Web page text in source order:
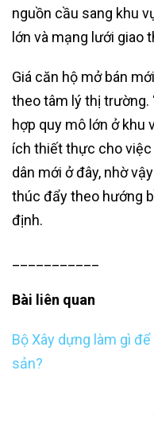
nguồn cầu sang khu
lớn và mạng lưới giao
Giá căn hộ mở bán
theo tâm lý thị trường.
hợp quy mô lớn ở khu
ích thiết thực cho
dân mới ở đây, nhờ
thúc đẩy theo hướng
định.
Bài liên quan
Bộ Xây dựng làm gì để
sản?